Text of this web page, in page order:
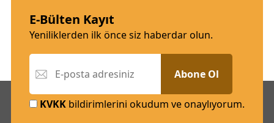
E-Bülten Kayıt
Yeniliklerden ilk önce siz haberdar olun.
Abone Ol
KVKK bildirimlerini okudum ve onaylıyorum.